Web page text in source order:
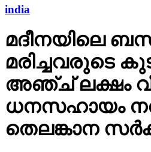
india
മദീനയിലെ
മരിച്ചവരുടെ
അഞ്ച് ലക്ഷം
ധനസഹായം
തെലങ്കാന